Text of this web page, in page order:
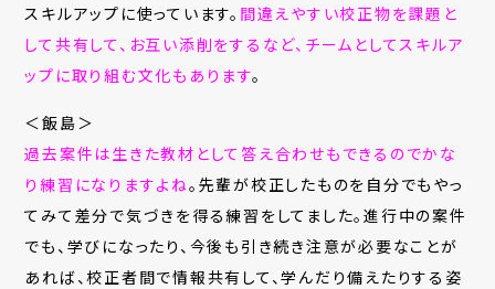
スキルアップに使っています。 間違えやすい校正物を課題と
して共有して、お互い添削をするなど、チームとしてスキルア
ップに取り組む文化もあります。
＜飯島＞
過去案件は生きた教材として答え合わせもできるのでかな
り練習になりますよね。先輩が校正したものを自分でもやっ
てみて差分で気づきを得る練習をしてました。進行中の案件
でも、学びになったり、今後も引き続き注意が必要なことが
あれば、校正者間で情報共有して、学んだり備えたりする姿